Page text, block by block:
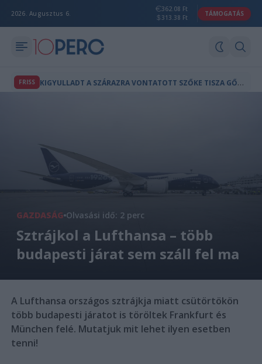
2026. Augusztus 6.
362.08 Ft
313.38 Ft
TÁMOGATÁS
FRISS K
IGYULLADT A SZÁRAZRA VONTATOTT SZŐKE TISZA GŐZHAJÓ SZEGEDEN
GAZDASÁG Olvasási idő: 2 perc
Sztrájkol a Lufthansa – több
budapesti járat sem száll fel ma
A Lufthansa országos sztrájkja miatt csütörtökön
több budapesti járatot is töröltek Frankfurt és
München felé. Mutatjuk mit lehet ilyen esetben
tenni!